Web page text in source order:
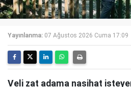
Yayınlanma: 07 Ağustos 2026 Cuma 17:09
Veli zat adama nasihat